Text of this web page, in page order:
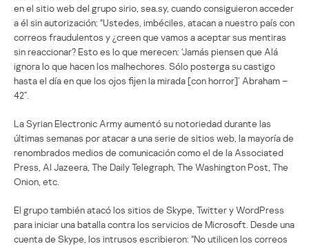
en el sitio web del grupo sirio, sea.sy, cuando consiguieron acceder
a él sin autorización: “Ustedes, imbéciles, atacan a nuestro país con
correos fraudulentos y ¿creen que vamos a aceptar sus mentiras
sin reaccionar? Esto es lo que merecen: ‘Jamás piensen que Alá
ignora lo que hacen los malhechores. Sólo posterga su castigo
hasta el día en que los ojos fijen la mirada [con horror]’ Abraham –
42”.
La Syrian Electronic Army aumentó su notoriedad durante las
últimas semanas por atacar a una serie de sitios web, la mayoría de
renombrados medios de comunicación como el de la Associated
Press, Al Jazeera, The Daily Telegraph, The Washington Post, The
Onion, etc.
El grupo también atacó los sitios de Skype, Twitter y WordPress
para iniciar una batalla contra los servicios de Microsoft. Desde una
cuenta de Skype, los intrusos escribieron: “No utilicen los correos